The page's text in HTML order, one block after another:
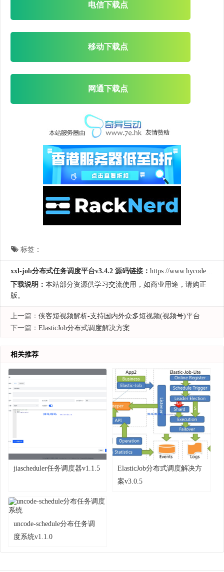
电信下载点
移动下载点
网通下载点
标签：
xxl-job分布式任务调度平台v3.4.2 源码链接： https://www.hycodes.cn/tools/3792.html
下载说明： 本站部分资源供学习交流使用，如商业用途，请购正
版。
上一篇： 侠客短视频解析-支持国内外众多短视频(视频号)平台
下一篇： ElasticJob分布式调度解决方案
相关推荐
jiascheduler任务调度器v1.1.5
ElasticJob分布式调度解决方
案v3.0.5
uncode-schedule分布任务调
度系统v1.1.0